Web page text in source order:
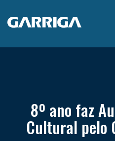
8º ano faz
Cultural pelo